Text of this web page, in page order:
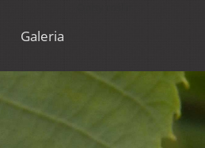
Galeria